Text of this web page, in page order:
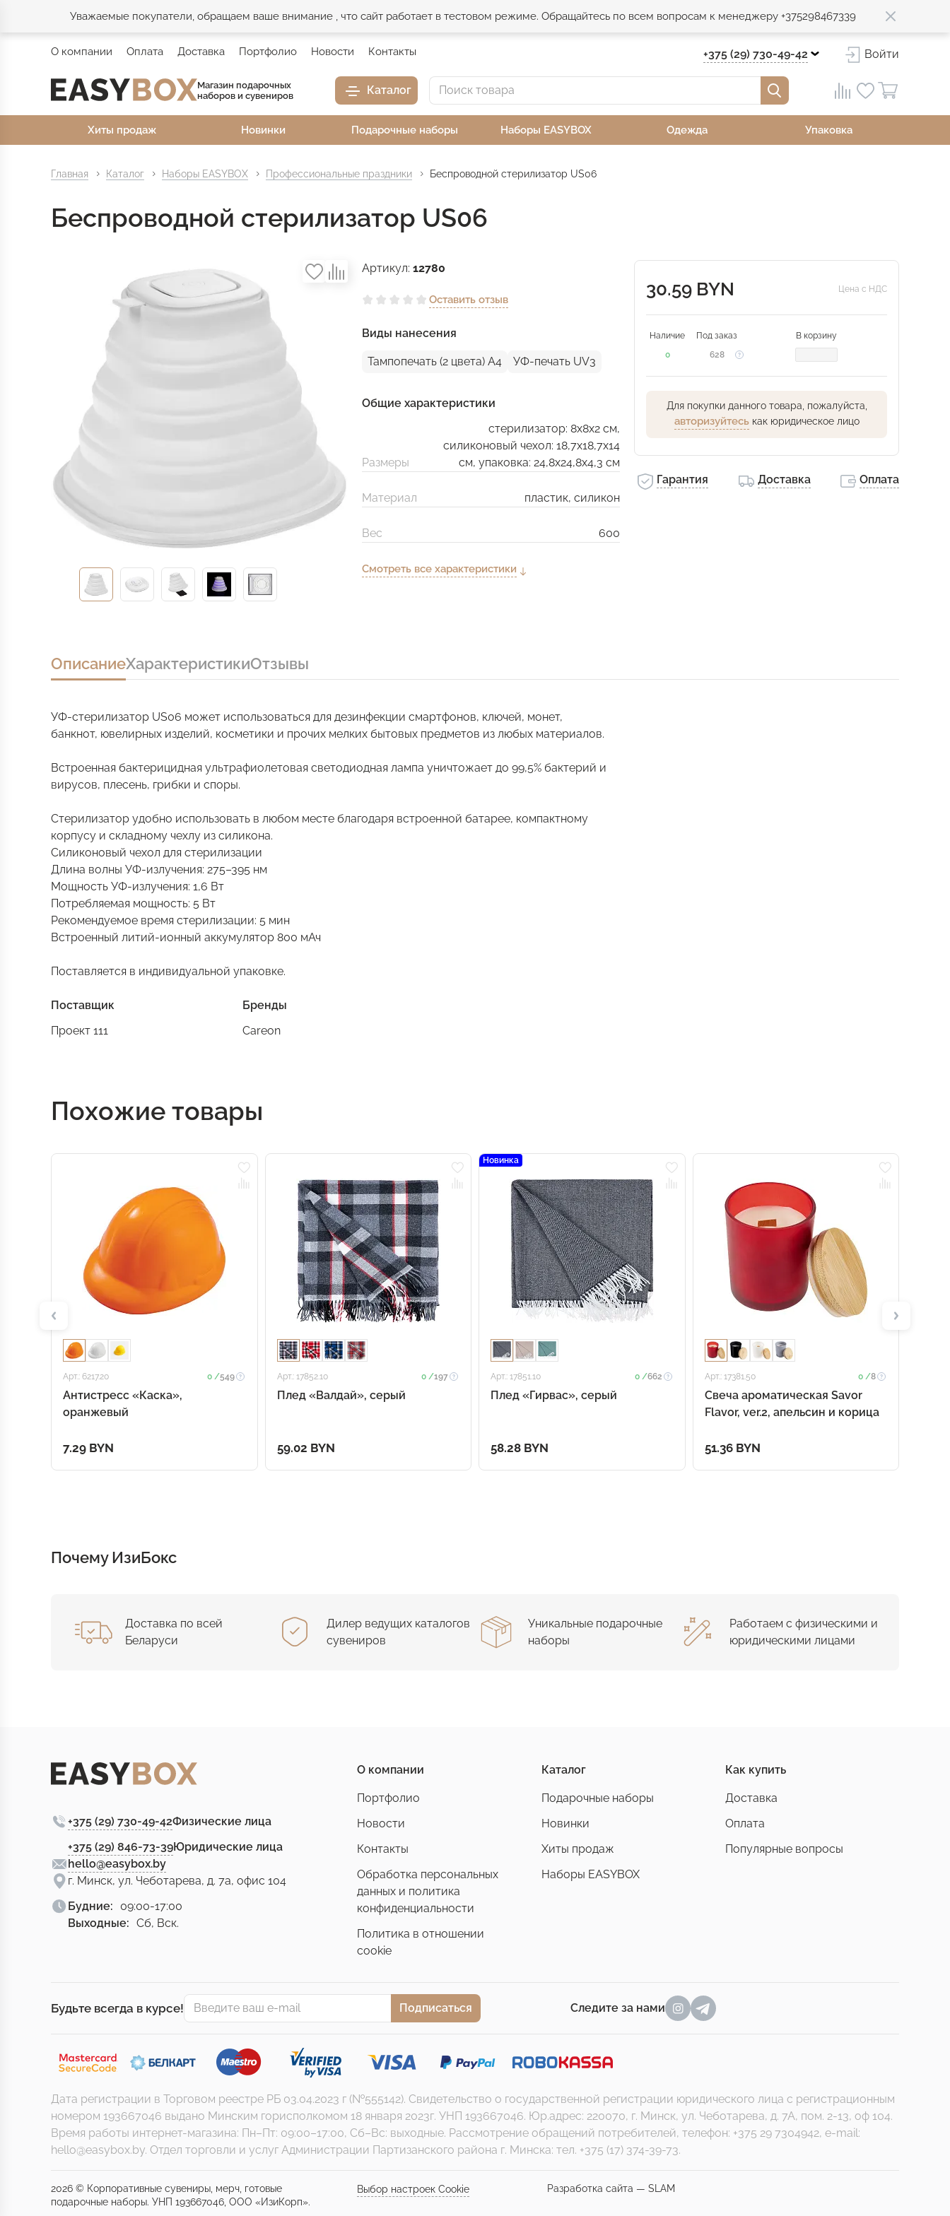
Уважаемые покупатели, обращаем ваше внимание , что сайт работает в тестовом режиме. Обращайтесь по всем вопросам к менеджеру +375298467339
О компании Оплата Доставка Портфолио Новости Контакты +375 (29) 730-49-42 Войти
Магазин подарочных
наборов и сувениров
Каталог
Хиты продаж Новинки Подарочные наборы Наборы EASYBOX Одежда Упаковка
Главная Каталог Наборы EASYBOX Профессиональные праздники Беспроводной стерилизатор US06
Беспроводной стерилизатор US06
Артикул: 12780
Оставить отзыв
Виды нанесения
Тампопечать (2 цвета) A4 УФ-печать UV3
Общие характеристики
Размеры
стерилизатор: 8х8х2 см,
силиконовый чехол: 18,7х18,7х14
см, упаковка: 24,8x24,8x4,3 см
Материал пластик, силикон
Вес 600
Смотреть все характеристики
30.59 BYN Цена с НДС
Наличие Под заказ
В корзину
0
628
Для покупки данного товара, пожалуйста,
авторизуйтеськак юридическое лицо
Гарантия Доставка Оплата
ОписаниеХарактеристикиОтзывы
УФ-стерилизатор US06 может использоваться для дезинфекции смартфонов, ключей, монет,
банкнот, ювелирных изделий, косметики и прочих мелких бытовых предметов из любых материалов.
Встроенная бактерицидная ультрафиолетовая светодиодная лампа уничтожает до 99,5% бактерий и
вирусов, плесень, грибки и споры.
Стерилизатор удобно использовать в любом месте благодаря встроенной батарее, компактному
корпусу и складному чехлу из силикона.
Силиконовый чехол для стерилизации
Длина волны УФ-излучения: 275–395 нм
Мощность УФ-излучения: 1,6 Вт
Потребляемая мощность: 5 Вт
Рекомендуемое время стерилизации: 5 мин
Встроенный литий-ионный аккумулятор 800 мАч
Поставляется в индивидуальной упаковке.
Поставщик
Проект 111
Бренды
Careon
Похожие товары
Арт.: 6217.20 0 /549
Антистресс «Каска»,
оранжевый
7.29 BYN
Арт.: 17852.10 0 /197
Плед «Валдай», серый
59.02 BYN
Новинка
Арт.: 17851.10 0 /662
Плед «Гирвас», серый
58.28 BYN
Арт.: 17381.50 0 /8
Свеча ароматическая Savor
Flavor, ver.2, апельсин и корица
51.36 BYN
Почему ИзиБокс
Доставка по всей
Беларуси
Дилер ведущих каталогов
сувениров
Уникальные подарочные
наборы
Работаем с физическими и
юридическими лицами
+375 (29) 730-49-42Физические лица
+375 (29) 846-73-39Юридические лица
hello@easybox.by
г. Минск, ул. Чеботарева, д. 7а, офис 104
Будние:
09:00-17:00
Выходные: Сб, Вск.
О компании
Портфолио
Новости
Контакты
Обработка персональных
данных и политика
конфиденциальности
Политика в отношении
cookie
Каталог
Подарочные наборы
Новинки
Хиты продаж
Наборы EASYBOX
Как купить
Доставка
Оплата
Популярные вопросы
Будьте всегда в курсе! Подписаться Следите за нами
Дата регистрации в Торговом реестре РБ 03.04.2023 г (№555142). Свидетельство о государственной регистрации юридического лица с регистрационным
номером 193667046 выдано Минским горисполкомом 18 января 2023г. УНП 193667046. Юр.адрес: 220070, г. Минск, ул. Чеботарева, д. 7А, пом. 2-13, оф 104.
Время работы интернет-магазина: Пн–Пт: 09:00–17:00, Сб–Вс: выходные. Рассмотрение обращений потребителей, телефон: +375 29 7304942, e-mail:
hello@easybox.by. Отдел торговли и услуг Администрации Партизанского района г. Минска: тел. +375 (17) 374-39-73.
2026 © Корпоративные сувениры, мерч, готовые
подарочные наборы. УНП 193667046, ООО «ИзиКорп».
Выбор настроек Cookie Разработка сайта — SLAM